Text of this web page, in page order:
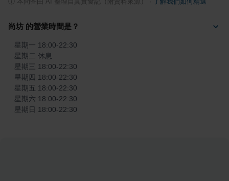
本問答由 AI 整理自真實食記（附資料來源） 了解我們如何精選
尚坊 的營業時間是？
星期一 18:00-22:30
星期二 休息
星期三 18:00-22:30
星期四 18:00-22:30
星期五 18:00-22:30
星期六 18:00-22:30
星期日 18:00-22:30